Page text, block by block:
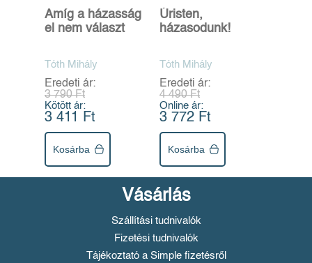
Amíg a házasság
el nem választ
Tóth Mihály
Eredeti ár:
3 790 Ft
Kötött ár:
3 411 Ft
Kosárba
Úristen,
házasodunk!
Tóth Mihály
Eredeti ár:
4 490 Ft
Online ár:
3 772 Ft
Kosárba
Vásárlás
Szállítási tudnivalók
Fizetési tudnivalók
Tájékoztató a Simple fizetésről